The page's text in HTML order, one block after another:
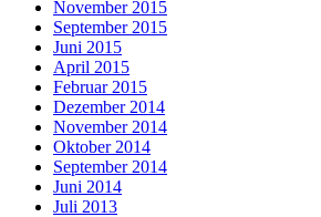
November 2015
September 2015
Juni 2015
April 2015
Februar 2015
Dezember 2014
November 2014
Oktober 2014
September 2014
Juni 2014
Juli 2013